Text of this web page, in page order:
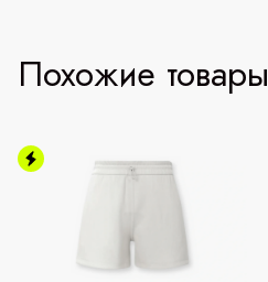
Похожие товары